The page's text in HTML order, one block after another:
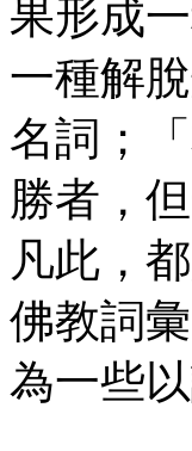
果形成
一種解
名詞；
勝者，
凡此，
佛教詞
為一些